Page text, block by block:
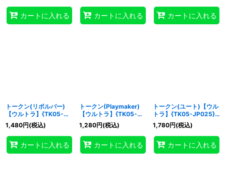
カートに入れる カートに入れる カートに入れる
トークン(リボルバー)
【ウルトラ】{TK05-
JP027}《トークン》
1,480円(税込)
カートに入れる
トークン(Playmaker)
【ウルトラ】{TK05-
JP026}《トークン》
1,280円(税込)
カートに入れる
トークン(ユート)【ウル
トラ】{TK05-JP025}
《トークン》
1,780円(税込)
カートに入れる